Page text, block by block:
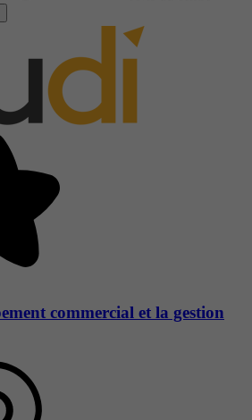
commercial et la gestion